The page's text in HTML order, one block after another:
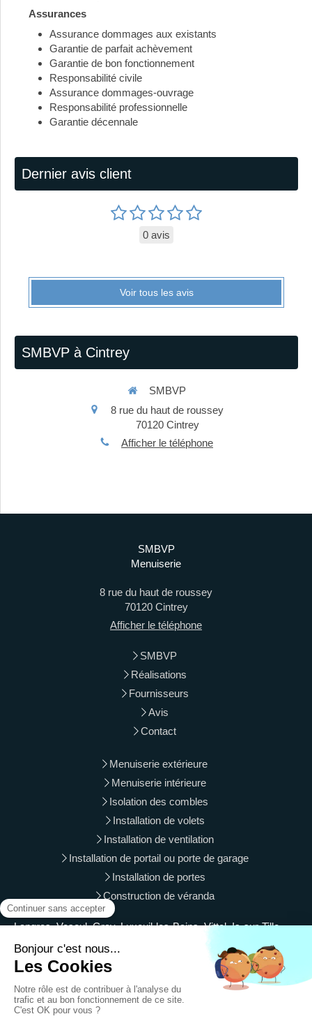
Assurances
Assurance dommages aux existants
Garantie de parfait achèvement
Garantie de bon fonctionnement
Responsabilité civile
Assurance dommages-ouvrage
Responsabilité professionnelle
Garantie décennale
Dernier avis client
0 avis
Voir tous les avis
SMBVP à Cintrey
SMBVP
8 rue du haut de roussey
70120 Cintrey
Afficher le téléphone
SMBVP
Menuiserie
8 rue du haut de roussey
70120 Cintrey
Afficher le téléphone
SMBVP
Réalisations
Fournisseurs
Avis
Contact
Menuiserie extérieure
Menuiserie intérieure
Isolation des combles
Installation de volets
Installation de ventilation
Installation de portail ou porte de garage
Installation de portes
Construction de véranda
Langres, Vesoul, Gray, Luxeuil-les-Bains, Vittel, Is-sur-Tille,
les-Dames
Mentions légales